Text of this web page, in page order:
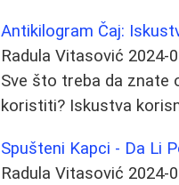
Antikilogram Čaj:
Radula Vitasović 2024-
Sve što treba da znate
koristiti? Iskustva
Spušteni Kapci - Da Li
Radula Vitasović 2024-